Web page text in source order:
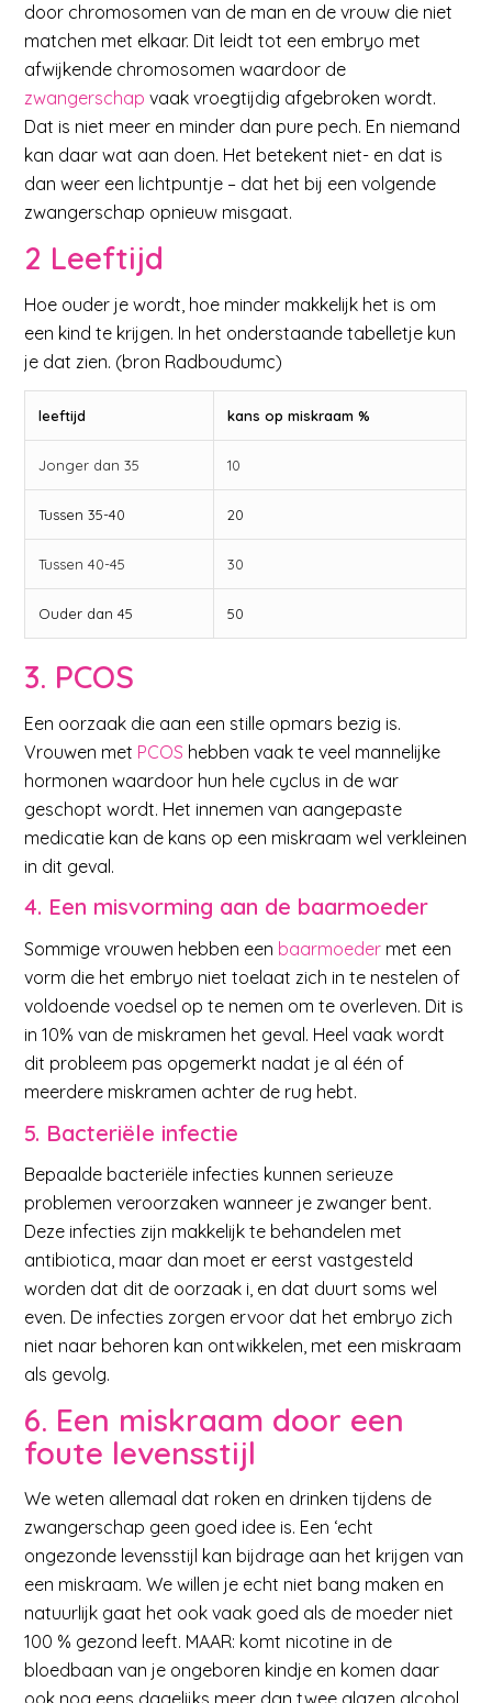
door chromosomen van de man en de vrouw die niet
matchen met elkaar. Dit leidt tot een embryo met
afwijkende chromosomen waardoor de
zwangerschap vaak vroegtijdig afgebroken wordt.
Dat is niet meer en minder dan pure pech. En niemand
kan daar wat aan doen. Het betekent niet- en dat is
dan weer een lichtpuntje – dat het bij een volgende
zwangerschap opnieuw misgaat.
2 Leeftijd
Hoe ouder je wordt, hoe minder makkelijk het is om
een kind te krijgen. In het onderstaande tabelletje kun
je dat zien. (bron Radboudumc)
leeftijd kans op miskraam %
Jonger dan 35 10
Tussen 35-40 20
Tussen 40-45 30
Ouder dan 45 50
3. PCOS
Een oorzaak die aan een stille opmars bezig is.
Vrouwen met PCOS hebben vaak te veel mannelijke
hormonen waardoor hun hele cyclus in de war
geschopt wordt. Het innemen van aangepaste
medicatie kan de kans op een miskraam wel verkleinen
in dit geval.
4. Een misvorming aan de baarmoeder
Sommige vrouwen hebben een baarmoeder met een
vorm die het embryo niet toelaat zich in te nestelen of
voldoende voedsel op te nemen om te overleven. Dit is
in 10% van de miskramen het geval. Heel vaak wordt
dit probleem pas opgemerkt nadat je al één of
meerdere miskramen achter de rug hebt.
5. Bacteriële infectie
Bepaalde bacteriële infecties kunnen serieuze
problemen veroorzaken wanneer je zwanger bent.
Deze infecties zijn makkelijk te behandelen met
antibiotica, maar dan moet er eerst vastgesteld
worden dat dit de oorzaak i, en dat duurt soms wel
even. De infecties zorgen ervoor dat het embryo zich
niet naar behoren kan ontwikkelen, met een miskraam
als gevolg.
6. Een miskraam door een
foute levensstijl
We weten allemaal dat roken en drinken tijdens de
zwangerschap geen goed idee is. Een ‘echt
ongezonde levensstijl kan bijdrage aan het krijgen van
een miskraam. We willen je echt niet bang maken en
natuurlijk gaat het ook vaak goed als de moeder niet
100 % gezond leeft. MAAR: komt nicotine in de
bloedbaan van je ongeboren kindje en komen daar